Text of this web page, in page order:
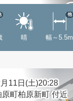
晴 幅～5.5m
他
11日(土)20:28
町柏原新町 付近